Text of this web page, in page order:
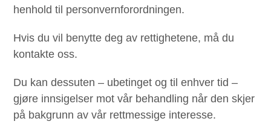
henhold til personvernforordningen.
Hvis du vil benytte deg av rettighetene, må du
kontakte oss.
Du kan dessuten – ubetinget og til enhver tid –
gjøre innsigelser mot vår behandling når den skjer
på bakgrunn av vår rettmessige interesse.